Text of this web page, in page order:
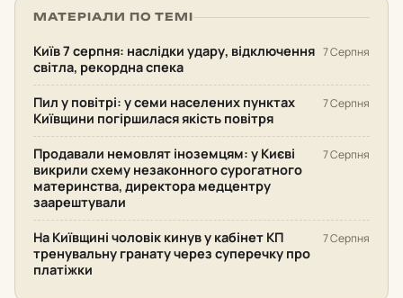
МАТЕРІАЛИ ПО ТЕМІ
Київ 7 серпня: наслідки удару, відключення
світла, рекордна спека
7 Серпня
Пил у повітрі: у семи населених пунктах
Київщини погіршилася якість повітря
7 Серпня
Продавали немовлят іноземцям: у Києві
викрили схему незаконного сурогатного
материнства, директора медцентру
заарештували
7 Серпня
На Київщині чоловік кинув у кабінет КП
тренувальну гранату через суперечку про
платіжки
7 Серпня